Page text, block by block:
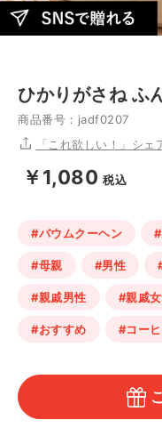
ひかりがさね ふ
商品番号：jadf0207
「これ欲しい！」シェ
￥1,080 税込
#バウムクーヘン
#母親 #男性
#親戚男性 #親戚
#おすすめ #コー